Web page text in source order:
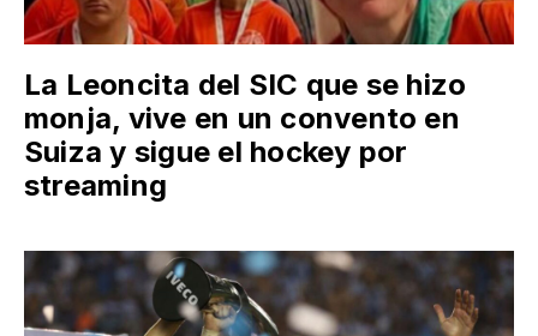
La Leoncita del SIC que se hizo
monja, vive en un convento en
Suiza y sigue el hockey por
streaming